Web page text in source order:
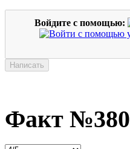
Войдите с помощью:
Факт №380